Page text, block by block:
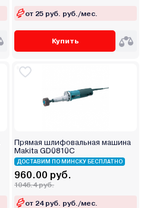
от 25 руб. руб./мес.
Купить
Прямая шлифовальная машина
Makita GD0810C
ДОСТАВИМ ПО МИНСКУ БЕСПЛАТНО
960.00 руб.
1046.4 руб.
от 24 руб. руб./мес.